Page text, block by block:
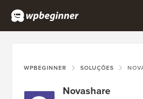
WPBEGINNER SOLUÇÕES
Novashare